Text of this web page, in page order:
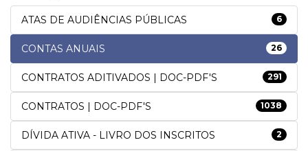
ATAS DE AUDIÊNCIAS PÚBLICAS 6
CONTAS ANUAIS 26
CONTRATOS ADITIVADOS | DOC-PDF'S 291
CONTRATOS | DOC-PDF'S 1038
DÍVIDA ATIVA - LIVRO DOS INSCRITOS 2